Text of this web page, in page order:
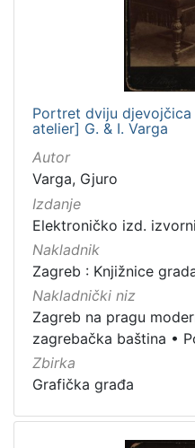
Portret dviju
atelier] G. & I. Varga
Autor
Varga, Gjuro
Izdanje
Elektroničko izd.
Nakladnik
Zagreb : Knjižnice
Nakladnički niz
Zagreb na pragu
zagrebačka baština •
Zbirka
Grafička građa